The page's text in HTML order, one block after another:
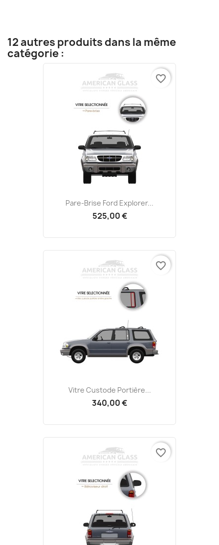
12 autres produits dans la même
catégorie :
Pare-Brise Ford Explorer...
525,00 €
favorite_border
Vitre Custode Portière...
340,00 €
favorite_border
favorite_border